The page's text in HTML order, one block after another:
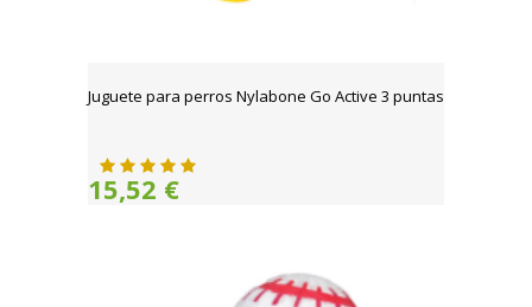
Juguete para perros Nylabone Go Active 3 puntas
15,52 €